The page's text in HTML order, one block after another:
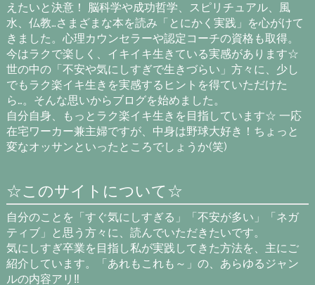
えたいと決意！ 脳科学や成功哲学、スピリチュアル、風
水、仏教…さまざまな本を読み「とにかく実践」を心がけて
きました。心理カウンセラーや認定コーチの資格も取得。
今はラクで楽しく、イキイキ生きている実感があります☆
世の中の「不安や気にしすぎで生きづらい」方々に、少し
でもラク楽イキ生きを実感するヒントを得ていただけた
ら…。そんな思いからブログを始めました。
自分自身、もっとラク楽イキ生きを目指しています☆ 一応
在宅ワーカー兼主婦ですが、中身は野球大好き！ちょっと
変なオッサンといったところでしょうか(笑)
☆このサイトについて☆
自分のことを「すぐ気にしすぎる」「不安が多い」「ネガ
ティブ」と思う方々に、読んでいただきたいです。
気にしすぎ卒業を目指し私が実践してきた方法を、主にご
紹介しています。「あれもこれも～」の、あらゆるジャン
ルの内容アリ‼